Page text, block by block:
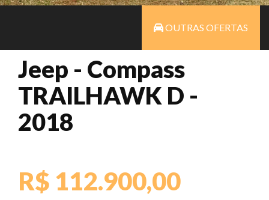
OUTRAS OFERTAS
Jeep - Compass
TRAILHAWK D -
2018
R$ 112.900,00